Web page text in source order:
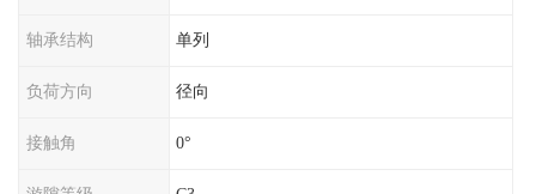
轴承结构 单列
负荷方向 径向
接触角 0°